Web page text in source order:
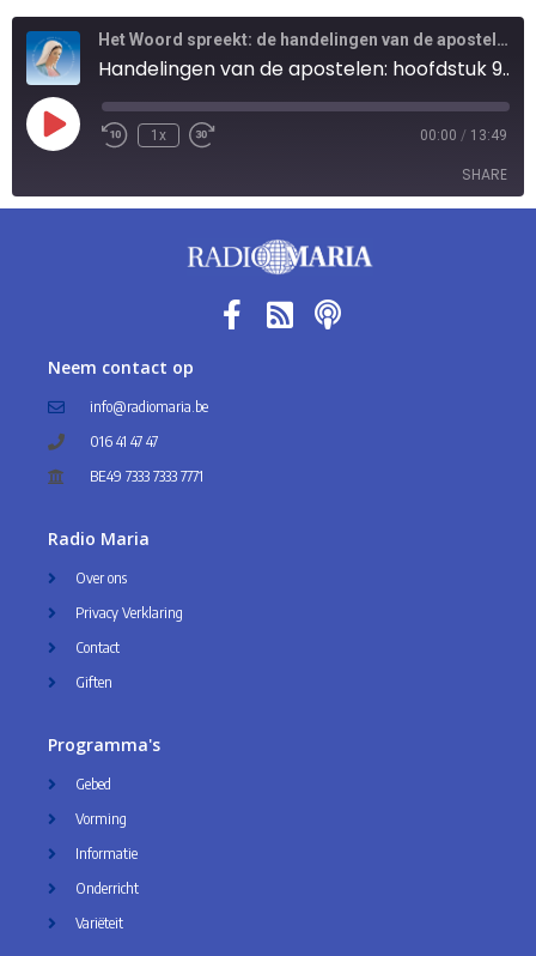
Het Woord spreekt: de handelingen van de apostelen
Handelingen van de apostelen: hoofdstuk 9, 19b-22
1x 00:00 / 13:49
SHARE
Neem contact op
info@radiomaria.be
016 41 47 47
BE49 7333 7333 7771
Radio Maria
Over ons
Privacy Verklaring
Contact
Giften
Programma's
Gebed
Vorming
Informatie
Onderricht
Variëteit